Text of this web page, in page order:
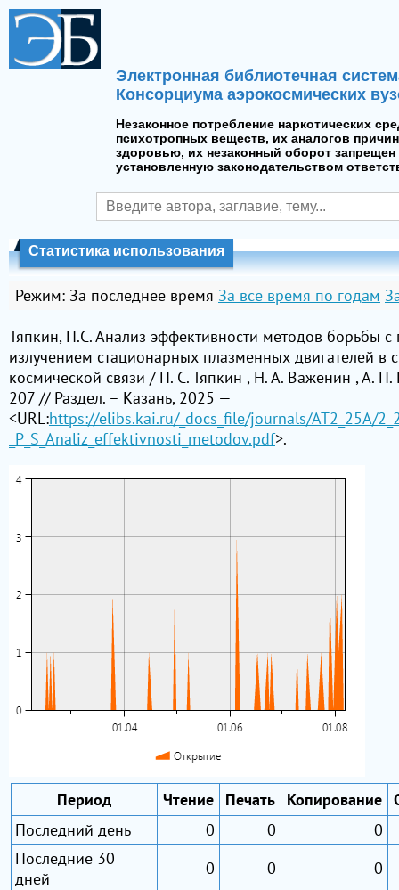
Электронная библиотечная
Консорциума аэрокосмических
Незаконное потребление наркотических
психотропных веществ, их аналогов
здоровью, их незаконный оборот запрещен
установленную законодательством
Статистика использования
Режим: За последнее время За все время по годам
Тяпкин, П.С. Анализ эффективности методов борьбы
излучением стационарных плазменных двигателей в
космической связи / П. С. Тяпкин , Н. А. Важенин , А.
207 // Раздел. – Казань, 2025 —
<URL:https://elibs.kai.ru/_docs_file/journals/АТ2_25A/
_P_S_Analiz_effektivnosti_metodov.pdf>.
Период Чтение Печать Копирование
Последний день
0 0
0
Последние 30
дней
0 0
0